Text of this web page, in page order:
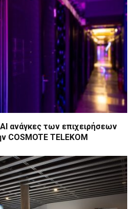
ανάγκες των επιχειρήσεων
COSMOTE TELEKOM